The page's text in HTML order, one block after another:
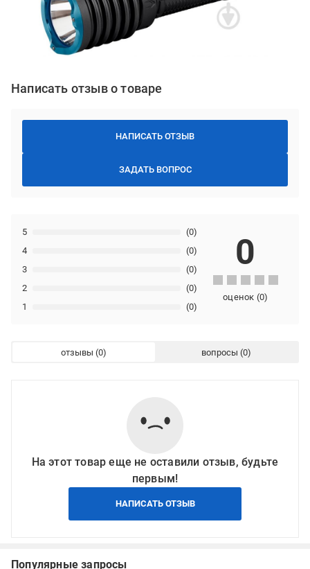
Написать отзыв о товаре
НАПИСАТЬ ОТЗЫВ
ЗАДАТЬ ВОПРОС
1 (0)
2 (0)
3 (0)
4 (0)
5 (0)
0
оценок (0)
отзывы вопросы
На этот товар еще не оставили отзыв, будьте
первым!
НАПИСАТЬ ОТЗЫВ
Популярные запросы